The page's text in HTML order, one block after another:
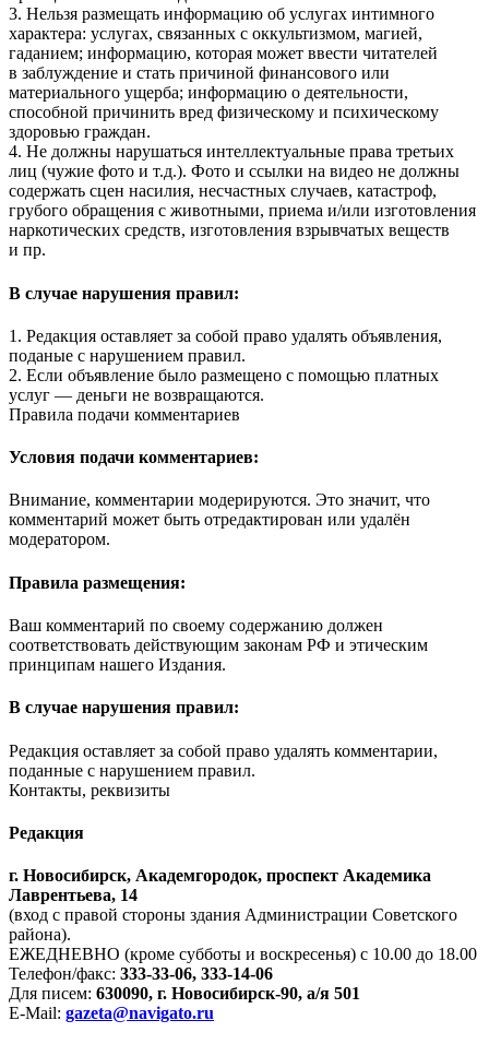
3. Нельзя размещать информацию об услугах интимного
характера: услугах, связанных с оккультизмом, магией,
гаданием; информацию, которая может ввести читателей
в заблуждение и стать причиной финансового или
материального ущерба; информацию о деятельности,
способной причинить вред физическому и психическому
здоровью граждан.
4. Не должны нарушаться интеллектуальные права третьих
лиц (чужие фото и т.д.). Фото и ссылки на видео не должны
содержать сцен насилия, несчастных случаев, катастроф,
грубого обращения с животными, приема и/или изготовления
наркотических средств, изготовления взрывчатых веществ
и пр.
В случае нарушения правил:
1. Редакция оставляет за собой право удалять объявления,
поданые с нарушением правил.
2. Если объявление было размещено с помощью платных
услуг — деньги не возвращаются.
Правила подачи комментариев
Условия подачи комментариев:
Внимание, комментарии модерируются. Это значит, что
комментарий может быть отредактирован или удалён
модератором.
Правила размещения:
Ваш комментарий по своему содержанию должен
соответствовать действующим законам РФ и этическим
принципам нашего Издания.
В случае нарушения правил:
Редакция оставляет за собой право удалять комментарии,
поданные с нарушением правил.
Контакты, реквизиты
Редакция
г. Новосибирск, Академгородок, проспект Академика
Лаврентьева, 14
(вход с правой стороны здания Администрации Советского
района).
ЕЖЕДНЕВНО (кроме субботы и воскресенья) с 10.00 до 18.00
Телефон/факс: 333-33-06, 333-14-06
Для писем: 630090, г. Новосибирск-90, а/я 501
E-Mail: gazeta@navigato.ru